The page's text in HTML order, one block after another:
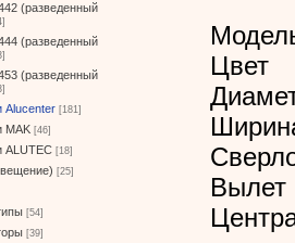
(разведенный
(разведенный
(разведенный
Alucenter [181]
MAK [46]
ALUTEC [18]
[25]
[54]
[39]
Цвет
Вылет